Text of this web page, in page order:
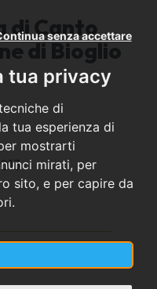
tua privacy
di
tua esperienza di
mostrarti
mirati, per
sito, e per capire da
senza accettare
di Canto
di Bioglio